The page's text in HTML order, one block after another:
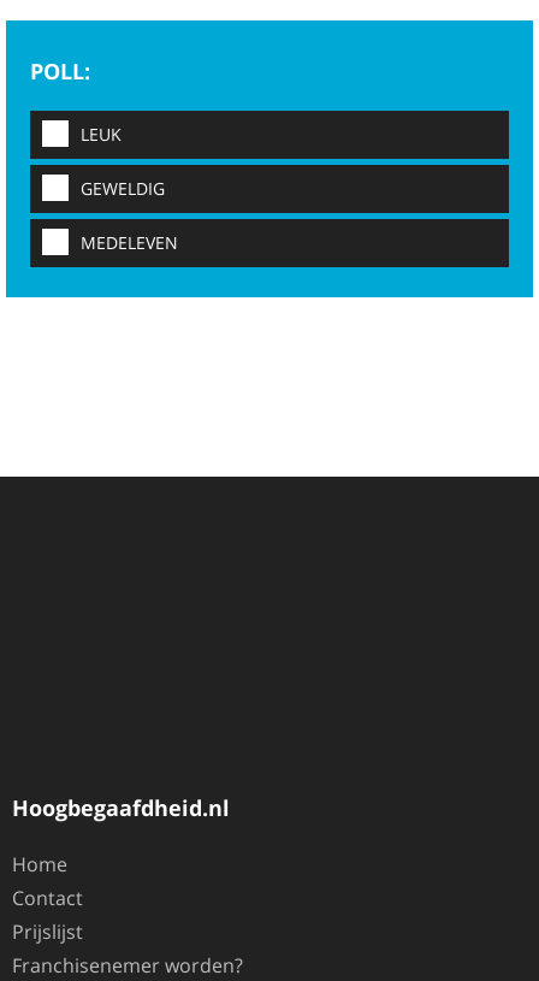
POLL:
LEUK
GEWELDIG
MEDELEVEN
Hoogbegaafdheid.nl
Home
Contact
Prijslijst
Franchisenemer worden?